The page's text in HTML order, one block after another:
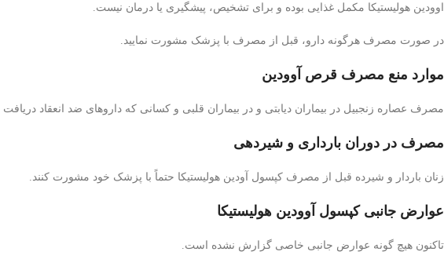
اوودین هولیستیکا مکمل غذایی بوده و برای تشخیص، پیشگیری یا درمان نیست.
در صورت مصرف هرگونه دارو، قبل از مصرف با پزشک مشورت نمایید.
موارد منع مصرف قرص آوودین
مصرف عصاره زنجبیل در بیماران دیابتی و در بیماران قلبی و کسانی که داروهای ضد انعقاد
مصرف در دوران بارداری و شیردهی
زنان باردار و شیرده قبل از مصرف کپسول آودین هولیستیکا حتماً با پزشک خود مشورت کنند.
عوارض جانبی کپسول آوودین هولیستیکا
تاکنون هیچ گونه عوارض جانبی خاصی گزارش نشده است.